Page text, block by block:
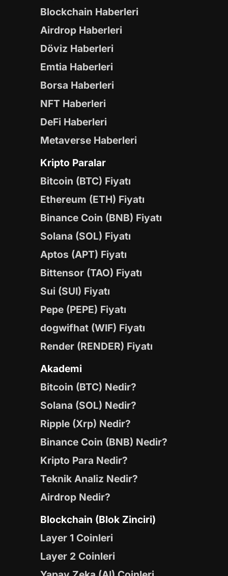
Blockchain Haberleri
Airdrop Haberleri
Döviz Haberleri
Emtia Haberleri
Borsa Haberleri
NFT Haberleri
DeFi Haberleri
Metaverse Haberleri
Kripto Paralar
Bitcoin (BTC) Fiyatı
Ethereum (ETH) Fiyatı
Binance Coin (BNB) Fiyatı
Solana (SOL) Fiyatı
Aptos (APT) Fiyatı
Bittensor (TAO) Fiyatı
Sui (SUI) Fiyatı
Pepe (PEPE) Fiyatı
dogwifhat (WIF) Fiyatı
Render (RENDER) Fiyatı
Akademi
Bitcoin (BTC) Nedir?
Solana (SOL) Nedir?
Ripple (Xrp) Nedir?
Binance Coin (BNB) Nedir?
Kripto Para Nedir?
Teknik Analiz Nedir?
Airdrop Nedir?
Blockchain (Blok Zinciri)
Layer 1 Coinleri
Layer 2 Coinleri